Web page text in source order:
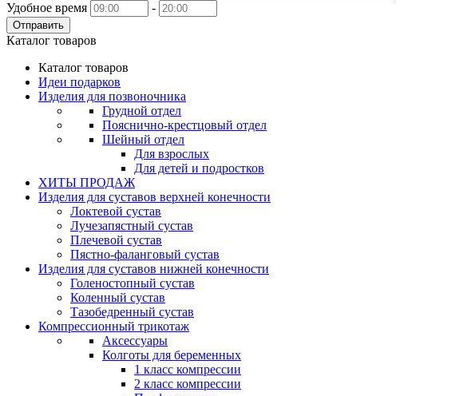
Удобное время
-
Отправить
Каталог товаров
Каталог товаров
Идеи подарков
Изделия для позвоночника
Грудной отдел
Пояснично-крестцовый отдел
Шейный отдел
Для взрослых
Для детей и подростков
ХИТЫ ПРОДАЖ
Изделия для суставов верхней конечности
Локтевой сустав
Лучезапястный сустав
Плечевой сустав
Пястно-фаланговый сустав
Изделия для суставов нижней конечности
Голеностопный сустав
Коленный сустав
Тазобедренный сустав
Компрессионный трикотаж
Аксессуары
Колготы для беременных
1 класс компрессии
2 класс компрессии